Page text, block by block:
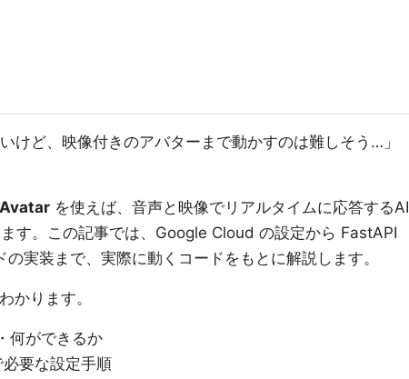
けど、映像付きのアバターまで動かすのは難しそう…」
を使えば、音声と映像でリアルタイムに応答するAI
す。この記事では、Google Cloud の設定から FastAPI
実装まで、実際に動くコードをもとに解説します。
かります。
何ができるか
要な設定手順